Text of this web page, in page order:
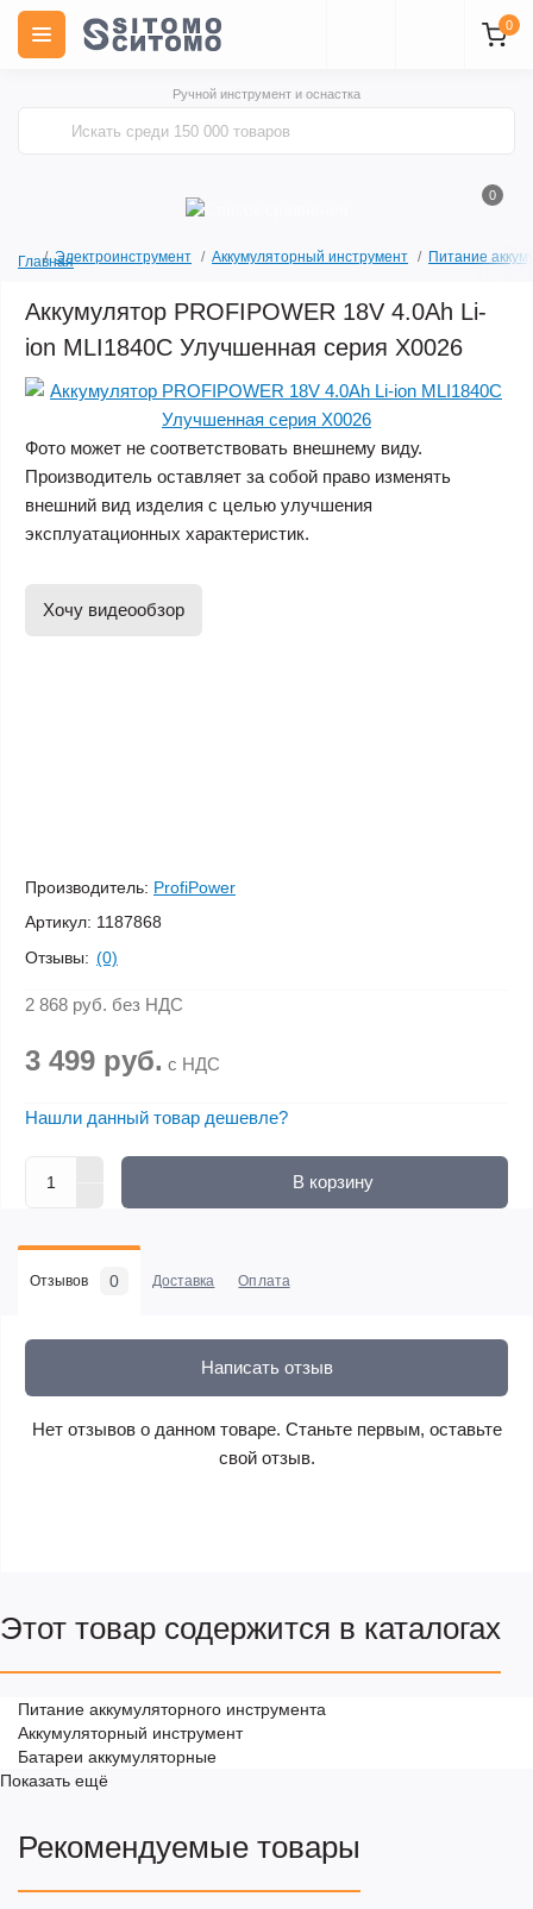
Ручной инструмент и оснастка
0
0
ГлавнаяЭлектроинструмент Аккумуляторный инструмент Питание
Аккумулятор PROFIPOWER 18V 4.0Ah Li-
ion MLI1840C Улучшенная серия X0026
Фото может не соответствовать внешнему виду.
Производитель оставляет за собой право изменять
внешний вид изделия с целью улучшения
эксплуатационных характеристик.
Хочу видеообзор
Производитель: ProfiPower
Артикул: 1187868
Отзывы: (0)
2 868 руб. без НДС
3 499 руб. с НДС
Нашли данный товар дешевле?
В корзину
Отзывов 0 Доставка Оплата
Написать отзыв
Нет отзывов о данном товаре. Станьте первым, оставьте
свой отзыв.
Этот товар содержится в каталогах
Питание аккумуляторного инструмента
Аккумуляторный инструмент
Батареи аккумуляторные
Показать ещё
Рекомендуемые товары